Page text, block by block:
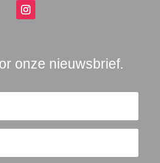
onze nieuwsbrief.